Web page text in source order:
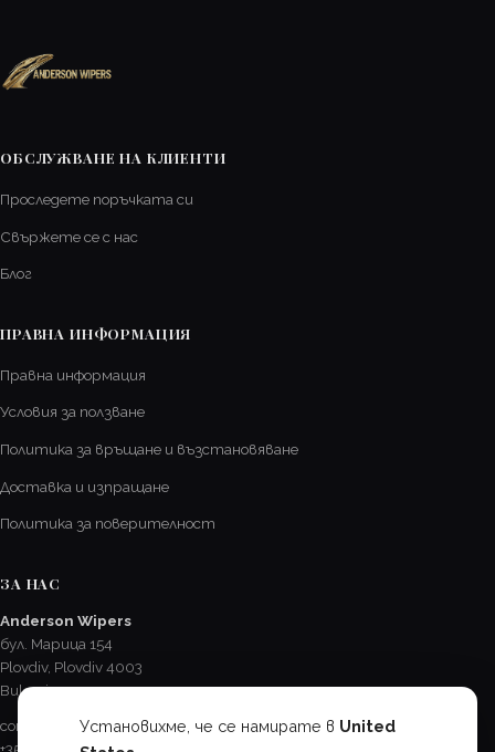
Установихме, че се намирате в United
ОБСЛУЖВАНЕ НА КЛИЕНТИ
Проследете поръчката си
Свържете се с нас
Блог
ПРАВНА ИНФОРМАЦИЯ
Правна информация
Условия за ползване
Политика за връщане и възстановяване
Доставка и изпращане
Политика за поверителност
ЗА НАС
Anderson Wipers
бул. Марица 154
Plovdiv, Plovdiv 4003
Bulgaria
contact@AndersonChevroletCA.com